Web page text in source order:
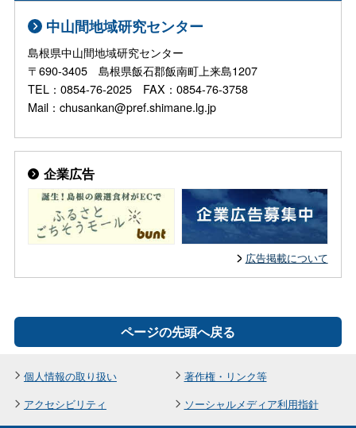
中山間地域研究センター
島根県中山間地域研究センター
〒690-3405 島根県飯石郡飯南町上来島1207
TEL：0854-76-2025 FAX：0854-76-3758
Mail：chusankan@pref.shimane.lg.jp
企業広告
広告掲載について
ページの先頭へ戻る
個人情報の取り扱い
著作権・リンク等
アクセシビリティ
ソーシャルメディア利用指針